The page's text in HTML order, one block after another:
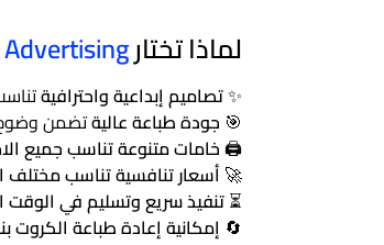
لماذا تختار
✨تصاميم إبداعية واحترافية
🎯 جودة طباعة عاليةتضمن وضوح
🖨️خامات متنوعة تناسب جميع
🚀 أسعار تنافسية تناسب مختلف
⏳تنفيذ سريع وتسليم في الوقت
🔄 إمكانية إعادة طباعة